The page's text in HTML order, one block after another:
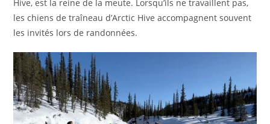
Hive, est la reine de la meute. Lorsqu’ils ne travaillent pas,
les chiens de traîneau d’Arctic Hive accompagnent souvent
les invités lors de randonnées.